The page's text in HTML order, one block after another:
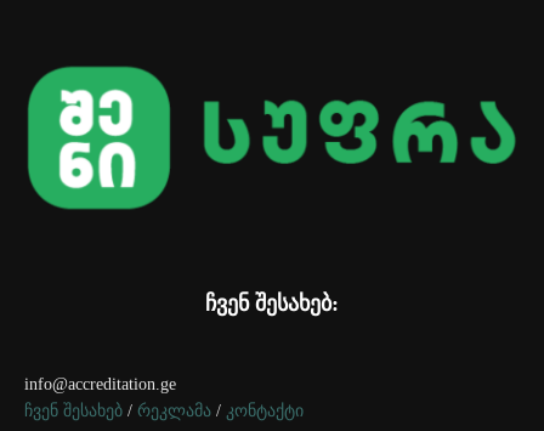
ჩვენ შესახებ:
info@accreditation.ge
ჩვენ შესახებ / რეკლამა / კონტაქტი